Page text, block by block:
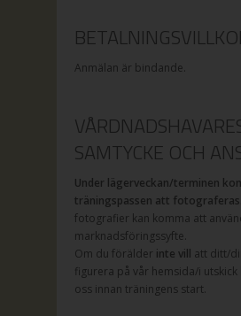
Anmälan är bindande.
SAMTYCKE OCH
Under lägerveckan/terminen
träningspassen att fotograferas.
fotografier kan komma att
marknadsföringssyfte.
Om du förälder inte vill att ditt/
figurera på vår hemsida/i
oss innan träningens start.